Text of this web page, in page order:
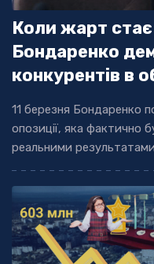
Коли жарт
Бондаренко
конкурентів в
11 березня Бондаренко
опозиції, яка фактично
реальними